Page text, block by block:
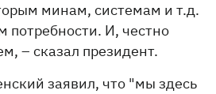
минам, системам и т.д.
потребности. И, честно
– сказал президент.
заявил, что "мы здесь